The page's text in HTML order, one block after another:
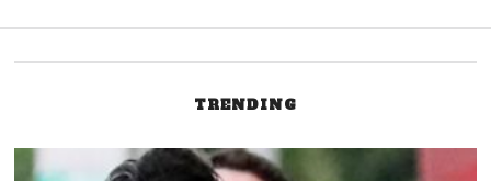
articoli
TRENDING